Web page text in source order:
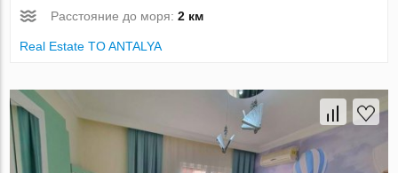
Расстояние до моря:2 км
Real Estate TO ANTALYA